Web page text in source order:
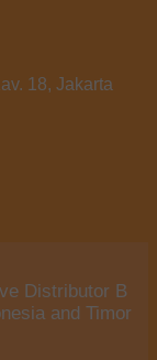
18, Jakarta
Distributor B
and Timor